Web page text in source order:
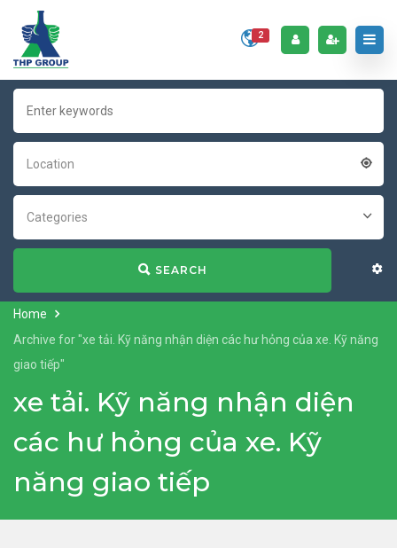
2
Location
Categories
SEARCH
Home
Archive for "xe tải. Kỹ năng nhận diện các hư hỏng của xe. Kỹ năng
giao tiếp"
xe tải. Kỹ năng nhận diện
các hư hỏng của xe. Kỹ
năng giao tiếp